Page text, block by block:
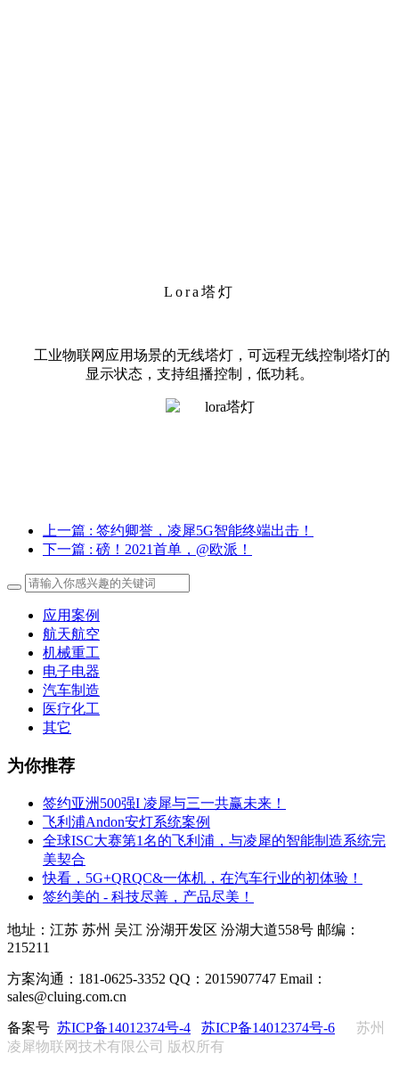
Lora塔灯
工业物联网应用场景的无线塔灯，可远程无线控制塔灯的
显示状态，支持组播控制，低功耗。
上一篇 : 签约卿誉，凌犀5G智能终端出击！
下一篇 : 磅！2021首单，@欧派！
应用案例
航天航空
机械重工
电子电器
汽车制造
医疗化工
其它
为你推荐
签约亚洲500强I 凌犀与三一共赢未来！
飞利浦Andon安灯系统案例
全球ISC大赛第1名的飞利浦，与凌犀的智能制造系统完
美契合
快看，5G+QRQC&一体机，在汽车行业的初体验！
签约美的 - 科技尽善，产品尽美！
地址：江苏 苏州 吴江 汾湖开发区 汾湖大道558号 邮编：
215211
方案沟通：181-0625-3352 QQ：2015907747 Email：
sales@cluing.com.cn
备案号 苏ICP备14012374号-4 苏ICP备14012374号-6
苏州
凌犀物联网技术有限公司 版权所有